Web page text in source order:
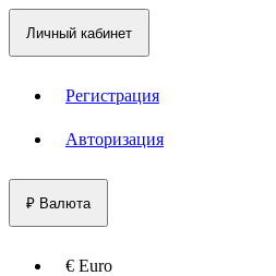
Личный кабинет
Регистрация
Авторизация
₽ Валюта
€ Euro